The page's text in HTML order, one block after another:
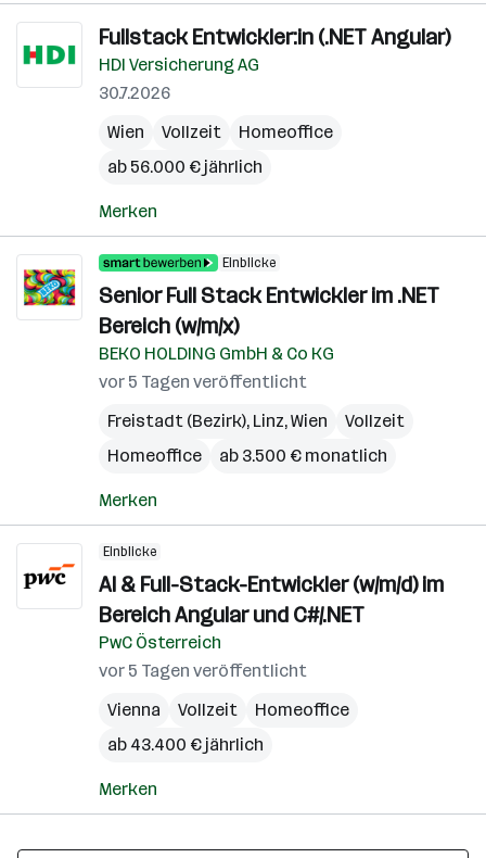
Fullstack Entwickler:in (.NET Angular)
HDI Versicherung AG
30.7.2026
Wien
Vollzeit
Homeoffice
ab 56.000 € jährlich
Merken
Einblicke
Senior Full Stack Entwickler im .NET
Bereich (w/m/x)
BEKO HOLDING GmbH & Co KG
vor 5 Tagen veröffentlicht
Freistadt (Bezirk), Linz,Wien
Vollzeit
Homeoffice
ab 3.500 € monatlich
Merken
Einblicke
AI & Full-Stack-Entwickler (w/m/d) im
Bereich Angular und C#/.NET
PwC Österreich
vor 5 Tagen veröffentlicht
Vienna
Vollzeit
Homeoffice
ab 43.400 € jährlich
Merken